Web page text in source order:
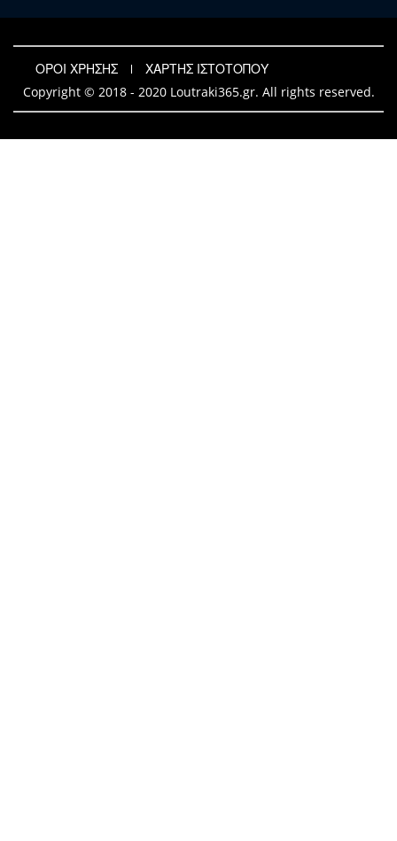
ΟΡΟΙ ΧΡΗΣΗΣ
ΧΑΡΤΗΣ ΙΣΤΟΤΟΠΟΥ
Copyright © 2018 - 2020 Loutraki365.gr. All rights reserved.